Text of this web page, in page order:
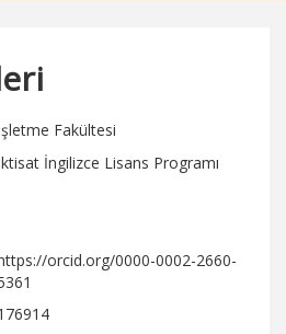
Fakültesi
İngilizce Lisans Programı
orcid.org/0000-0002-2660-